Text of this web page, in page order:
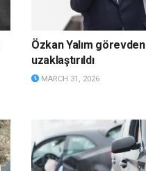
Özkan Yalım görevden
uzaklaştırıldı
MARCH 31, 2026